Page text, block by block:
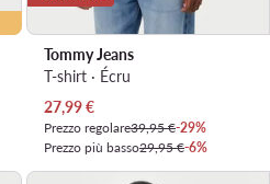
Tommy Jeans
T-shirt · Écru
Prezzo attuale
27,99€
Prezzo regolare39,95 €-29%
Prezzo più basso29,95 €-6%